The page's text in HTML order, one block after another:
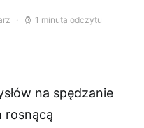
1 minuta odczytu
na spędzanie
rosnącą